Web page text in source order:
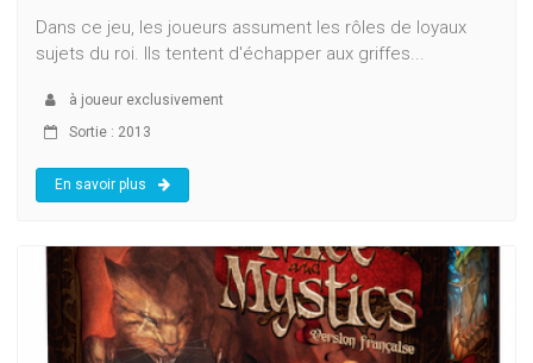
Dans ce jeu, les joueurs assument les rôles de loyaux
sujets du roi. Ils tentent d'échapper aux griffes...
à joueur exclusivement
Sortie : 2013
En savoir plus